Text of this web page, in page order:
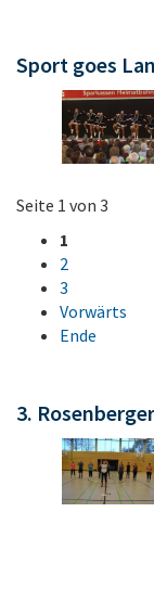
Sport goes
Seite 1 von 3
1
2
3
Vorwärts
Ende
3.